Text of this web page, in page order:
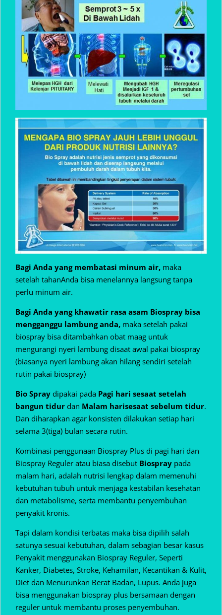
Bagi Anda yang membatasi minum air, maka
setelah tahanAnda bisa menelannya langsung tanpa
perlu minum air.
Bagi Anda yang khawatir rasa asam Biospray bisa
mengganggu lambung anda, maka setelah pakai
biospray bisa ditambahkan obat maag untuk
mengurangi nyeri lambung disaat awal pakai biospray
(biasanya nyeri lambung akan hilang sendiri setelah
rutin pakai biospray)
Bio Spray dipakai pada Pagi hari sesaat setelah
bangun tidur dan Malam harisesaat sebelum tidur.
Dan diharapkan agar konsisten dilakukan setiap hari
selama 3(tiga) bulan secara rutin.
Kombinasi penggunaan Biospray Plus di pagi hari dan
Biospray Reguler atau biasa disebut Biospray pada
malam hari, adalah nutrisi lengkap dalam memenuhi
kebutuhan tubuh untuk menjaga kestabilan kesehatan
dan metabolisme, serta membantu penyembuhan
penyakit kronis.
Tapi dalam kondisi terbatas maka bisa dipilih salah
satunya sesuai kebutuhan, dalam sebagian besar kasus
Penyakit menggunakan Biospray Reguler, Seperti
Kanker, Diabetes, Stroke, Kehamilan, Kecantikan & Kulit,
Diet dan Menurunkan Berat Badan, Lupus. Anda juga
bisa menggunakan biospray plus bersamaan dengan
reguler untuk membantu proses penyembuhan.